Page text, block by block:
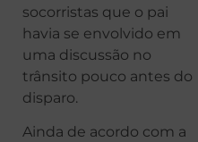
socorristas que o pai
havia se envolvido em
uma discussão no
trânsito pouco antes do
disparo.
Ainda de acordo com a